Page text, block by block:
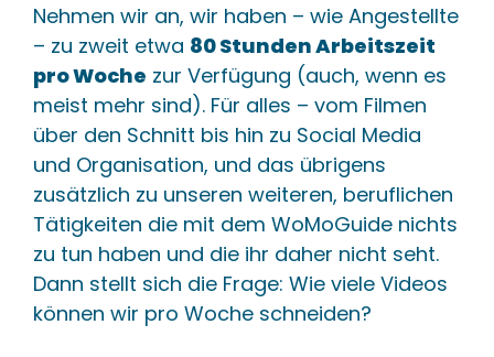
Nehmen wir an, wir haben – wie Angestellte
– zu zweit etwa 80 Stunden Arbeitszeit
pro Woche zur Verfügung (auch, wenn es
meist mehr sind). Für alles – vom Filmen
über den Schnitt bis hin zu Social Media
und Organisation, und das übrigens
zusätzlich zu unseren weiteren, beruflichen
Tätigkeiten die mit dem WoMoGuide nichts
zu tun haben und die ihr daher nicht seht.
Dann stellt sich die Frage: Wie viele Videos
können wir pro Woche schneiden?